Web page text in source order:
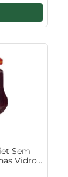
Sem
Vidro